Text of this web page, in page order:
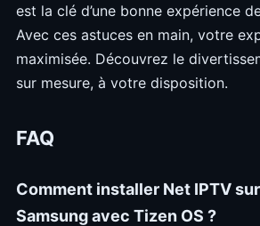
est la clé d’une bonne expérience
Avec ces astuces en main, votre
maximisée. Découvrez le
sur mesure, à votre disposition.
FAQ
Comment installer Net IPTV
Samsung avec Tizen OS ?